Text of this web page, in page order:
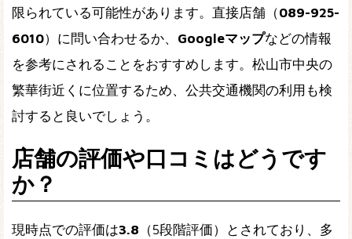
限られている可能性があります。直接店舗（089-925-
6010）に問い合わせるか、 Googleマップなどの情報
を参考にされることをおすすめします。松山市中央の
繁華街近くに位置するため、公共交通機関の利用も検
討すると良いでしょう。
店舗の評価や口コミはどうです
か？
現時点での評価は3.8 （5段階評価）とされており、多